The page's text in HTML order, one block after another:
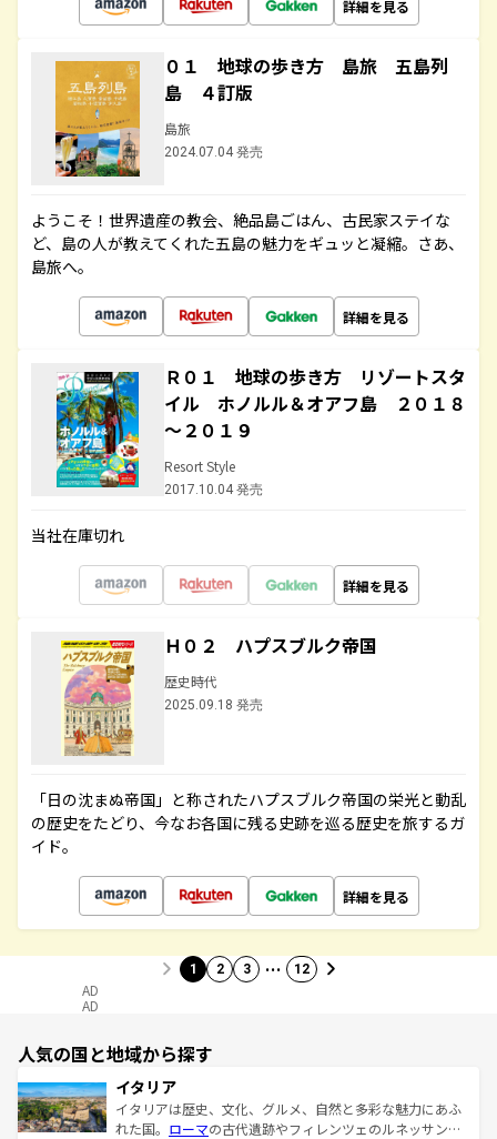
詳細を見る
０１ 地球の歩き方 島旅 五島列
島 ４訂版
島旅
2024.07.04 発売
ようこそ！世界遺産の教会、絶品島ごはん、古民家ステイな
ど、島の人が教えてくれた五島の魅力をギュッと凝縮。さあ、
島旅へ。
詳細を見る
Ｒ０１ 地球の歩き方 リゾートスタ
イル ホノルル＆オアフ島 ２０１８
～２０１９
Resort Style
2017.10.04 発売
当社在庫切れ
詳細を見る
Ｈ０２ ハプスブルク帝国
歴史時代
2025.09.18 発売
「日の沈まぬ帝国」と称されたハプスブルク帝国の栄光と動乱
の歴史をたどり、今なお各国に残る史跡を巡る歴史を旅するガ
イド。
詳細を見る
1 2 3 … 12
AD
AD
人気の国と地域から探す
イタリア
イタリアは歴史、文化、グルメ、自然と多彩な魅力にあふ
れた国。 ローマの古代遺跡やフィレンツェのルネッサンス